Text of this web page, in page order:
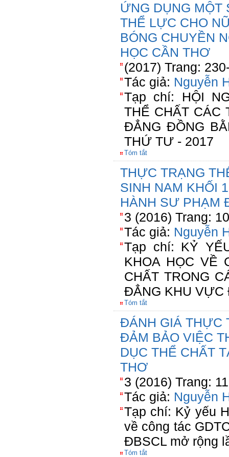
ỨNG DỤNG MỘT
THỂ LỰC CHO
BÓNG CHUYỀN
HỌC CẦN THƠ
(2017) Trang:
Tác giả: Nguyễn
Tạp chí: HỘI
THỂ CHẤT CÁC
ĐẲNG ĐỒNG
THỨ TƯ - 2017
Tóm tắt
THỰC TRẠNG
SINH NAM KHỐI
HÀNH SƯ PHẠM
3 (2016) Trang:
Tác giả: Nguyễn
Tạp chí: KỶ
KHOA HỌC VỀ
CHẤT TRONG
ĐẲNG KHU VỰC
Tóm tắt
ĐÁNH GIÁ THỰC
ĐẢM BẢO VIỆC
DỤC THỂ CHẤT
THƠ
3 (2016) Trang:
Tác giả: Nguyễn
Tạp chí: Kỷ yếu
về công tác
ĐBSCL mở rộng
Tóm tắt